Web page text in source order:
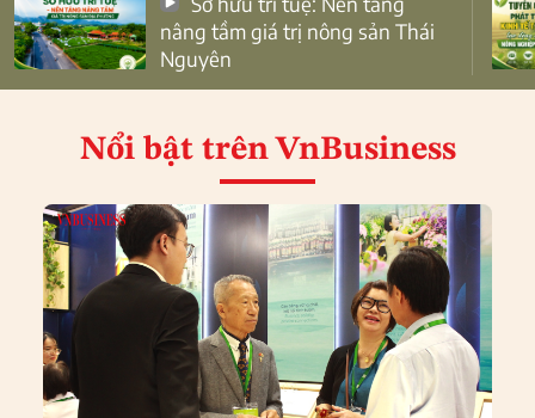
nâng tầm giá trị nông sản Thái
Nguyên
Nổi bật trên VnBusiness